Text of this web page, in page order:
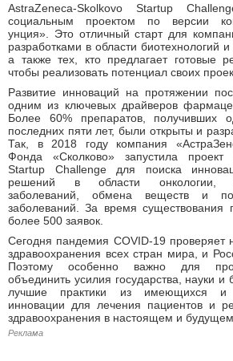
AstraZeneca-Skolkovo Startup
социальным проектом по версии
унция». Это отличный старт для
разработками в области биотехнологий
а также тех, кто предлагает готовые
чтобы реализовать потенциал своих
Развитие инноваций на протяжении
одним из ключевых драйверов
Более 60% препаратов, получивших
последних пяти лет, были открыты и
Так, в 2018 году компания
Фонда «Сколково» запустила проект
Startup Challenge для поиска
решений в области онкологии,
заболеваний, обмена веществ и
заболеваний. За время существования
более 500 заявок.
Сегодня пандемия COVID-19 проверяет
здравоохранения всех стран мира, и
Поэтому особенно важно для
объединить усилия государства, науки и
лучшие практики из имеющихся и
инновации для лечения пациентов и
здравоохранения в настоящем и будущем.
Реклама